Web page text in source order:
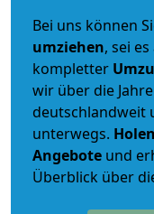
Bei uns können
umziehen, sei es
kompletter
wir über die
deutschlandweit
unterwegs.
Angebote und
Überblick über